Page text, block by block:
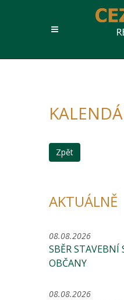
Zpět
AKTUÁLNĚ
08.08.2026
SBĚR STAVEBNÍ
OBČANY
08.08.2026